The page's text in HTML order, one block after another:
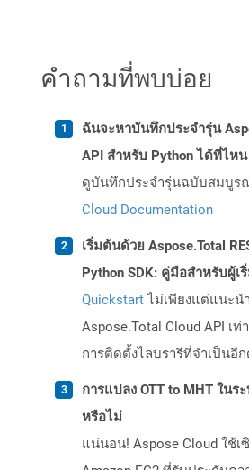
คำถามที่พบบ่อย
ฉันจะหาบันทึกประจำรุ่น
API สำหรับ Python ได้ที่ไหน
ดูบันทึกประจำรุ่นฉบับสมบูร
Cloud Documentation
เริ่มต้นด้วย Aspose.Total
Python SDK: คู่มือสำหรับผู้เ
Quickstartไม่เพียงแต่แนะน
Aspose.Total Cloud API เ
การติดตั้งไลบรารีที่จำเป็นอี
การแปลง OTT to MHT ใน
หรือไม่
แน่นอน! Aspose Cloud ใช้เ